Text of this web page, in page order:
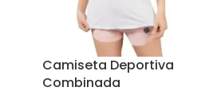
Camiseta Deportiva
Combinada